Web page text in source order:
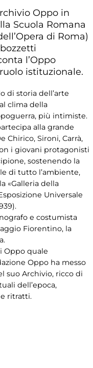
Oppo in
Scuola Romana
di Roma)
l’Oppo
istituzionale.
di storia dell’arte
clima della
più intimiste.
alla grande
Chirico, Sironi, Carrà,
i giovani protagonisti
sostenendo la
di tutto l’ambiente,
«Galleria della
Universale
e costumista
Fiorentino, la
Oppo quale
Oppo ha messo
suo Archivio, ricco di
dell’epoca,
ritratti.